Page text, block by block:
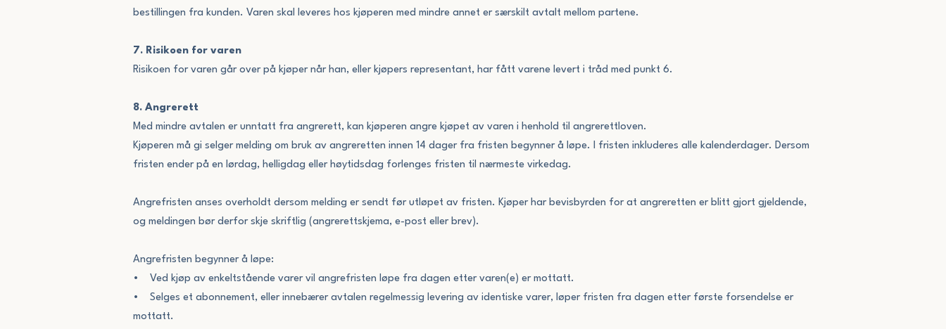
bestillingen fra kunden. Varen skal leveres hos kjøperen med mindre annet er særskilt avtalt mellom partene.
7. Risikoen for varen
Risikoen for varen går over på kjøper når han, eller kjøpers representant, har fått varene levert i tråd med punkt 6.
8. Angrerett
Med mindre avtalen er unntatt fra angrerett, kan kjøperen angre kjøpet av varen i henhold til angrerettloven.
Kjøperen må gi selger melding om bruk av angreretten innen 14 dager fra fristen begynner å løpe. I fristen inkluderes alle kalenderdager. Dersom
fristen ender på en lørdag, helligdag eller høytidsdag forlenges fristen til nærmeste virkedag.
Angrefristen anses overholdt dersom melding er sendt før utløpet av fristen. Kjøper har bevisbyrden for at angreretten er blitt gjort gjeldende,
og meldingen bør derfor skje skriftlig (angrerettskjema, e-post eller brev).
Angrefristen begynner å løpe:
• Ved kjøp av enkeltstående varer vil angrefristen løpe fra dagen etter varen(e) er mottatt.
• Selges et abonnement, eller innebærer avtalen regelmessig levering av identiske varer, løper fristen fra dagen etter første forsendelse er
mottatt.